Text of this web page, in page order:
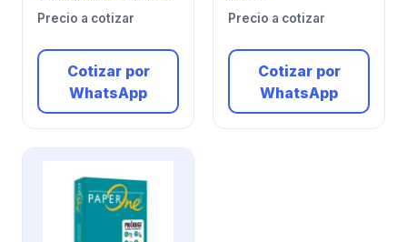
Precio a cotizar
Cotizar por
WhatsApp
Precio a cotizar
Cotizar por
WhatsApp